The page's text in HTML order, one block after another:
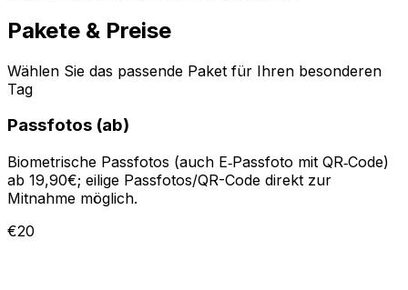
Pakete & Preise
Wählen Sie das passende Paket für Ihren besonderen
Tag
Passfotos (ab)
Biometrische Passfotos (auch E‑Passfoto mit QR‑Code)
ab 19,90€; eilige Passfotos/QR-Code direkt zur
Mitnahme möglich.
€20